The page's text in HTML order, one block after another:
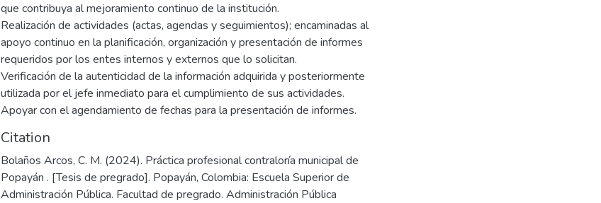
que contribuya al mejoramiento continuo de la institución.
Realización de actividades (actas, agendas y seguimientos); encaminadas al
apoyo continuo en la planificación, organización y presentación de informes
requeridos por los entes internos y externos que lo solicitan.
Verificación de la autenticidad de la información adquirida y posteriormente
utilizada por el jefe inmediato para el cumplimiento de sus actividades.
Apoyar con el agendamiento de fechas para la presentación de informes.
Citation
Bolaños Arcos, C. M. (2024). Práctica profesional contraloría municipal de
Popayán . [Tesis de pregrado]. Popayán, Colombia: Escuela Superior de
Administración Pública. Facultad de pregrado. Administración Pública